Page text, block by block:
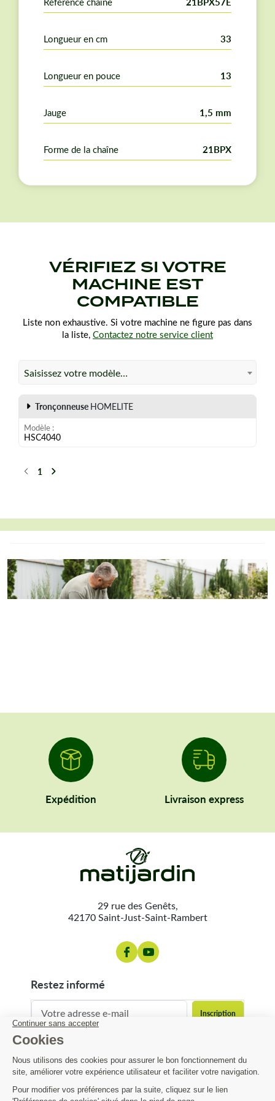
Longueur en cm 33
Longueur en pouce 13
Jauge 1,5 mm
Forme de la chaîne 21BPX
VÉRIFIEZ SI VOTRE
MACHINE EST
COMPATIBLE
Liste non exhaustive. Si votre machine ne figure pas dans
la liste, Contactez notre service client
Saisissez votre modèle…
Tronçonneuse HOMELITE
Modèle
HSC4040
Précédent
1 Suivant
Expédition Livraison express
29 rue des Genêts,
42170 Saint-Just-Saint-Rambert
restez informé
contact@matijardin.fr 04 81 120 120
Matijardin